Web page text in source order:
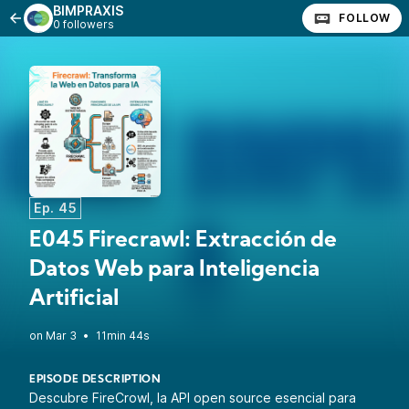
BIMPRAXIS
0 followers FOLLOW
Ep. 45
E045 Firecrawl: Extracción de
Datos Web para Inteligencia
Artificial
• 11min 44s
EPISODE DESCRIPTION
Descubre FireCrowl, la API open source esencial para